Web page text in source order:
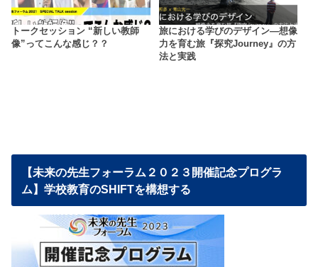
トークセッション “新しい教師
像”ってこんな感じ？？
旅における学びのデザイン—想像
力を育む旅『探究Journey』の方
法と実践
【未来の先生フォーラム２０２３開催記念プログラ
ム】学校教育のSHIFTを構想する